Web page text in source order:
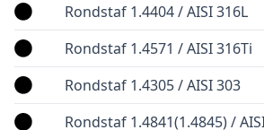
Rondstaf 1.4404 / AISI 316L
Rondstaf 1.4571 / AISI 316Ti
Rondstaf 1.4305 / AISI 303
Rondstaf 1.4841(1.4845) /